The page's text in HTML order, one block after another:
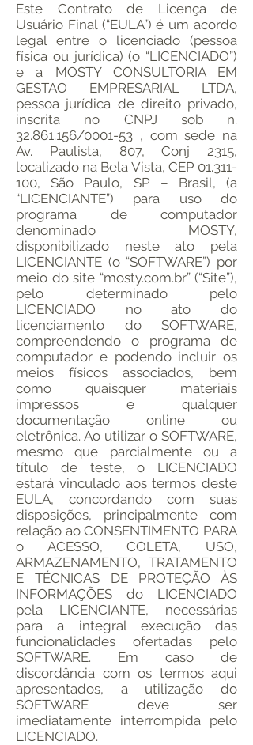
Este Contrato de Licença de
Usuário Final (“EULA”) é um acordo
legal entre o licenciado (pessoa
física ou jurídica) (o “LICENCIADO”)
e a MOSTY CONSULTORIA EM
GESTAO EMPRESARIAL LTDA,
pessoa jurídica de direito privado,
inscrita no CNPJ sob n.
32.861.156/0001-53 , com sede na
Av. Paulista, 807, Conj 2315,
localizado na Bela Vista, CEP 01.311-
100, São Paulo, SP – Brasil, (a
“LICENCIANTE”) para uso do
programa de computador
denominado MOSTY,
disponibilizado neste ato pela
LICENCIANTE (o “SOFTWARE”) por
meio do site “mosty.com.br” (“Site”),
pelo determinado pelo
LICENCIADO no ato do
licenciamento do SOFTWARE,
compreendendo o programa de
computador e podendo incluir os
meios físicos associados, bem
como quaisquer materiais
impressos e qualquer
documentação online ou
eletrônica. Ao utilizar o SOFTWARE,
mesmo que parcialmente ou a
título de teste, o LICENCIADO
estará vinculado aos termos deste
EULA, concordando com suas
disposições, principalmente com
relação ao CONSENTIMENTO PARA
o ACESSO, COLETA, USO,
ARMAZENAMENTO, TRATAMENTO
E TÉCNICAS DE PROTEÇÃO ÀS
INFORMAÇÕES do LICENCIADO
pela LICENCIANTE, necessárias
para a integral execução das
funcionalidades ofertadas pelo
SOFTWARE. Em caso de
discordância com os termos aqui
apresentados, a utilização do
SOFTWARE deve ser
imediatamente interrompida pelo
LICENCIADO.